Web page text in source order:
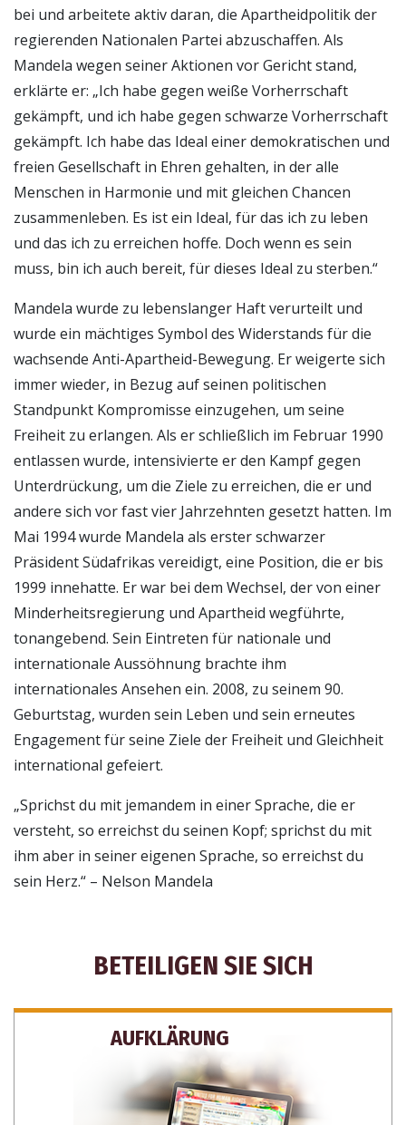
bei und arbeitete aktiv daran, die Apartheidpolitik der
regierenden Nationalen Partei abzuschaffen. Als
Mandela wegen seiner Aktionen vor Gericht stand,
erklärte er: „Ich habe gegen weiße Vorherrschaft
gekämpft, und ich habe gegen schwarze Vorherrschaft
gekämpft. Ich habe das Ideal einer demokratischen und
freien Gesellschaft in Ehren gehalten, in der alle
Menschen in Harmonie und mit gleichen Chancen
zusammenleben. Es ist ein Ideal, für das ich zu leben
und das ich zu erreichen hoffe. Doch wenn es sein
muss, bin ich auch bereit, für dieses Ideal zu sterben.“
Mandela wurde zu lebenslanger Haft verurteilt und
wurde ein mächtiges Symbol des Widerstands für die
wachsende Anti-Apartheid-Bewegung. Er weigerte sich
immer wieder, in Bezug auf seinen politischen
Standpunkt Kompromisse einzugehen, um seine
Freiheit zu erlangen. Als er schließlich im Februar 1990
entlassen wurde, intensivierte er den Kampf gegen
Unterdrückung, um die Ziele zu erreichen, die er und
andere sich vor fast vier Jahrzehnten gesetzt hatten. Im
Mai 1994 wurde Mandela als erster schwarzer
Präsident Südafrikas vereidigt, eine Position, die er bis
1999 innehatte. Er war bei dem Wechsel, der von einer
Minderheitsregierung und Apartheid wegführte,
tonangebend. Sein Eintreten für nationale und
internationale Aussöhnung brachte ihm
internationales Ansehen ein. 2008, zu seinem 90.
Geburtstag, wurden sein Leben und sein erneutes
Engagement für seine Ziele der Freiheit und Gleichheit
international gefeiert.
„Sprichst du mit jemandem in einer Sprache, die er
versteht, so erreichst du seinen Kopf; sprichst du mit
ihm aber in seiner eigenen Sprache, so erreichst du
sein Herz.“ – Nelson Mandela
BETEILIGEN SIE SICH
AUFKLÄRUNG